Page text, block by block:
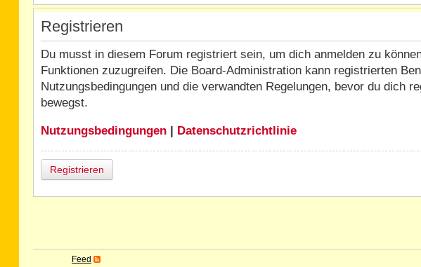
Registrieren
Du musst in diesem Forum registriert sein, um dich anmelden zu
Funktionen zuzugreifen. Die Board-Administration kann registrierten
Nutzungsbedingungen und die verwandten Regelungen, bevor du dich
bewegst.
Nutzungsbedingungen | Datenschutzrichtlinie
Registrieren
Feed